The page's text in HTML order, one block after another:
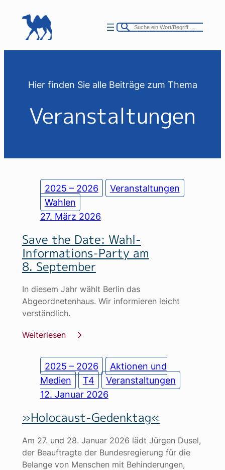
Inhalt
springen
Hier finden Sie alle Beiträge zum Thema
Veranstaltungen
2025 – 2026
Veranstaltungen
Wahlen
27. März 2026
Save the Date: Wahl-
Informations-Party am
8. September
In diesem Jahr wählt Berlin das
Abgeordnetenhaus. Wir informieren leicht
verständlich.
Weiterlesen
2025 – 2026
Aktionen und
Medien
T4
Veranstaltungen
12. Januar 2026
»Holocaust-Gedenktag«
Am 27. und 28. Januar 2026 lädt Jürgen Dusel,
der Beauftragte der Bundesregierung für die
Belange von Menschen mit Behinderungen,